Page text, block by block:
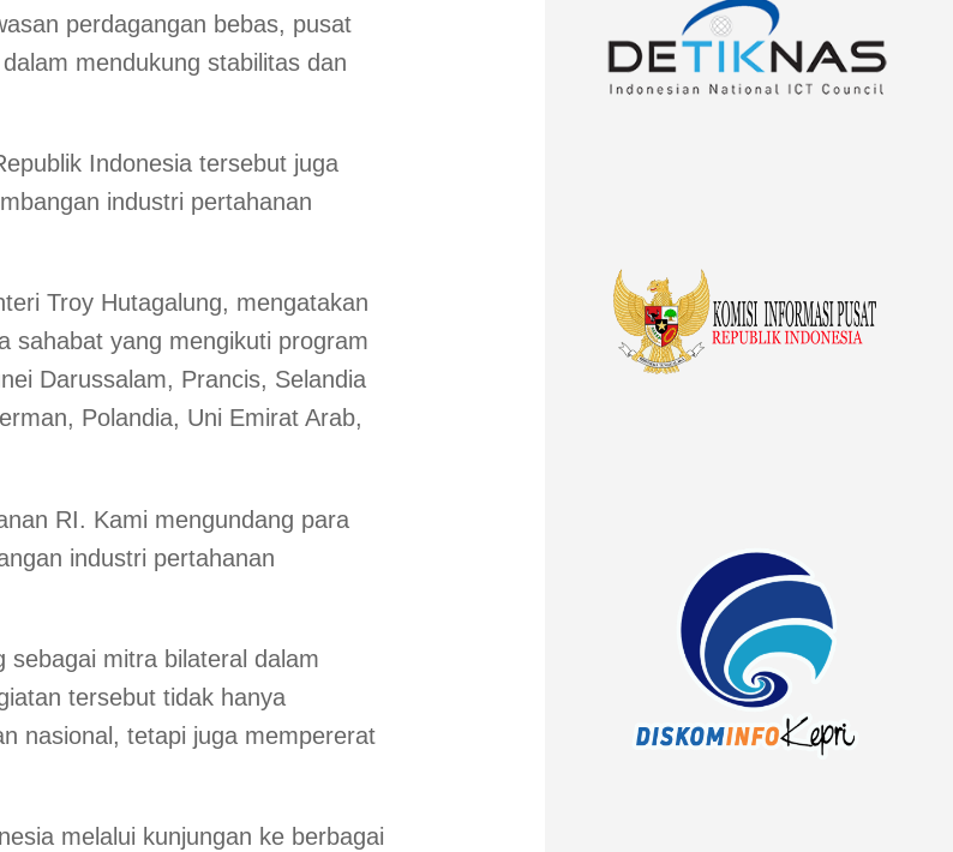
perdagangan bebas, pusat
mendukung stabilitas dan
Indonesia tersebut juga
industri pertahanan
Troy Hutagalung, mengatakan
sahabat yang mengikuti program
Darussalam, Prancis, Selandia
Polandia, Uni Emirat Arab,
RI. Kami mengundang para
industri pertahanan
mitra bilateral dalam
tersebut tidak hanya
nasional, tetapi juga mempererat
melalui kunjungan ke berbagai